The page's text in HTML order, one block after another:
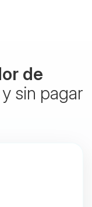
de
sin pagar